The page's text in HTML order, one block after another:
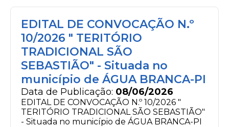
EDITAL DE CONVOCAÇÃO N.º
10/2026 " TERITÓRIO
TRADICIONAL SÃO
SEBASTIÃO" - Situada no
município de ÁGUA BRANCA-PI
Data de Publicação: 08/06/2026
EDITAL DE CONVOCAÇÃO N.º 10/2026 "
TERITÓRIO TRADICIONAL SÃO SEBASTIÃO"
- Situada no município de ÁGUA BRANCA-PI